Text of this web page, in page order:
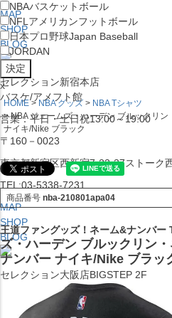
MAP
SHOP
BLOG
セレクション新宿本店
バスケ/アメフト館
営業：平日・土日祝13:00～19:00
〒160－0023
東京都新宿区西新宿7-22-37ストーク
TEL:03-5338-7231
MAP
SHOP
BLOG
セレクション大阪店BIGSTEP 2F
営業：平日・土日祝12:00～19:00
NBAバスケットボール
NFL アメリカンフットボール
日本プロ野球Japan Baseball
JORDAN
x
HOME NBA グッズ
NBA Tシャツ
NBA ジェームズ・ハーデン ブルックリ
ナイキ/Nike ブラック
商品番号 nba-210801apa04
王道ファングッズ！ネーム&ナンバー
ズ・ハーデン ブルックリン
ナンバー ナイキ/Nike ブラッ